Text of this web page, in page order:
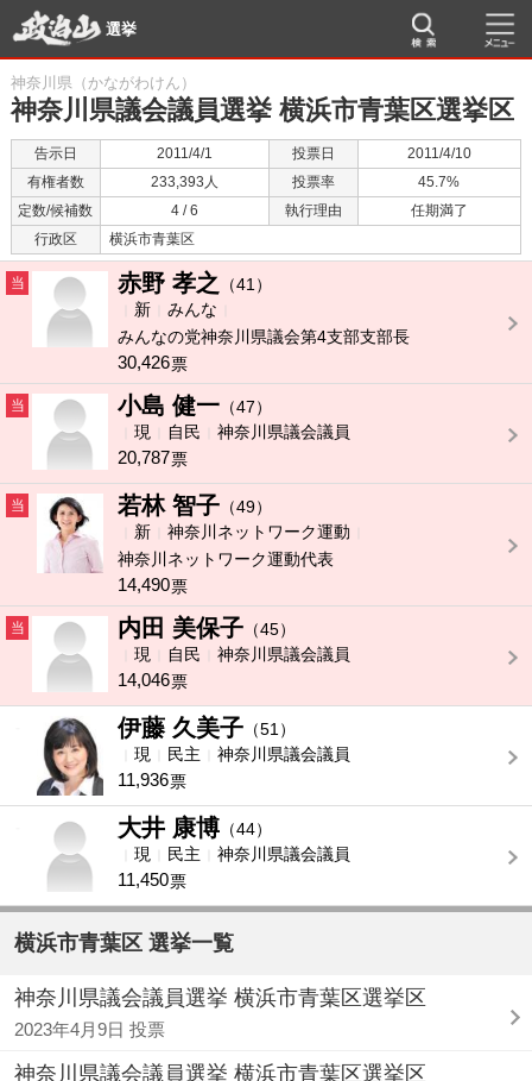
選挙
神奈川県（かながわけん）
神奈川県議会議員選挙 横浜市青葉区選挙区
告示日 2011/4/1 投票日
2011/4/10
有権者数
233,393人 投票率
45.7%
定数/候補数
4 / 6 執行理由
任期満了
行政区
横浜市青葉区
当 赤野 孝之
（41）
新
みんな
みんなの党神奈川県議会第4支部支部長
30,426票
当 小島 健一 （47）
現
自民 神奈川県議会議員
20,787票
当 若林 智子 （49）
新
神奈川ネットワーク運動
神奈川ネットワーク運動代表
14,490票
当 内田 美保子 （45）
現
自民 神奈川県議会議員
14,046票
伊藤 久美子 （51）
現
民主 神奈川県議会議員
11,936票
大井 康博 （44）
現
民主 神奈川県議会議員
11,450票
横浜市青葉区 選挙一覧
神奈川県議会議員選挙 横浜市青葉区選挙区
2023年4月9日 投票
神奈川県議会議員選挙 横浜市青葉区選挙区